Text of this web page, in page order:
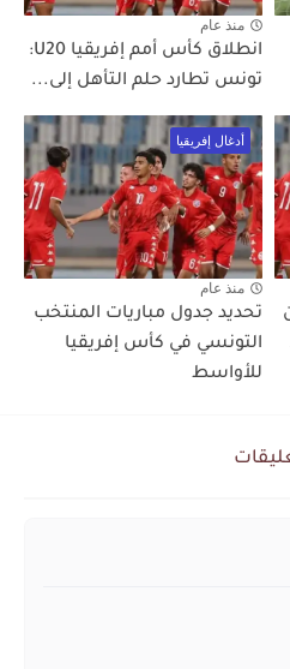
منذ عام
انطلاق كأس أمم إفريقيا U20:
تونس تطارد حلم التأهل إلى...
أدغال إفريقيا
منذ عام
تحديد جدول مباريات المنتخب
التونسي في كأس إفريقيا
للأواسط